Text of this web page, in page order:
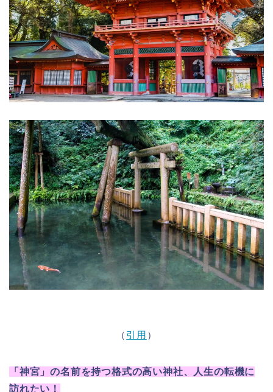
（ 引用 ）
「神宮」の名前を持つ格式の高い神社、人生の転機に
訪れたい！